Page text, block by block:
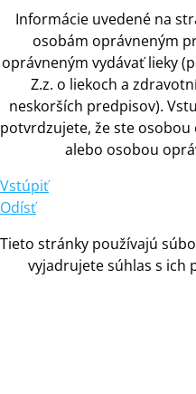
Informácie uvedené na
osobám oprávneným
oprávneným vydávať lieky
Z.z. o liekoch a
neskorších predpisov).
potvrdzujete, že ste
alebo osobou
Vstúpiť
Odísť
Tieto stránky používajú
vyjadrujete súhlas s ich